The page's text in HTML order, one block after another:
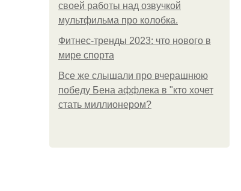
своей работы над озвучкой
мультфильма про колобка.
Фитнес-тренды 2023: что нового в
мире спорта
Все же слышали про вчерашнюю
победу Бена аффлека в "кто хочет
стать миллионером?